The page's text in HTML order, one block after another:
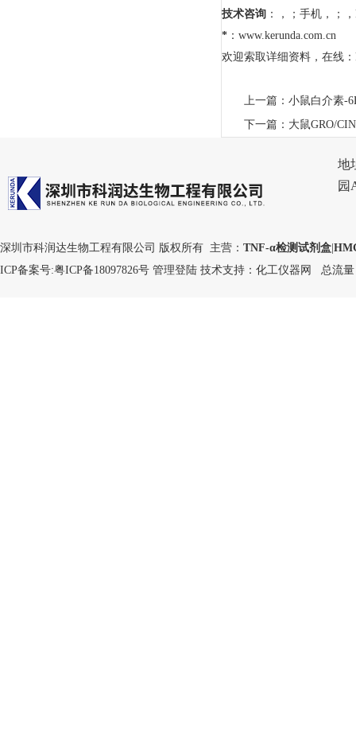
技术咨询 ：，；手机，；，
* ：www.kerunda.com.cn
欢迎索取详细资料，在线：
上一篇： 小鼠白介素-
下一篇： 大鼠GRO/
地
园
深圳市科润达生物工程有限公司 版权所有 主营： TNF-α检测试剂盒
ICP备案号:粤ICP备18097826号 管理登陆 技术支持： 化工仪器网 总流量